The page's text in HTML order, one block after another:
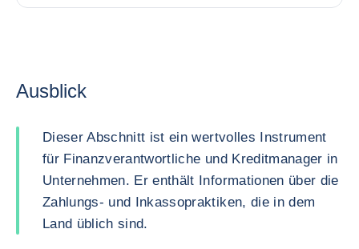
Ausblick
Dieser Abschnitt ist ein wertvolles Instrument
für Finanzverantwortliche und Kreditmanager in
Unternehmen. Er enthält Informationen über die
Zahlungs- und Inkassopraktiken, die in dem
Land üblich sind.